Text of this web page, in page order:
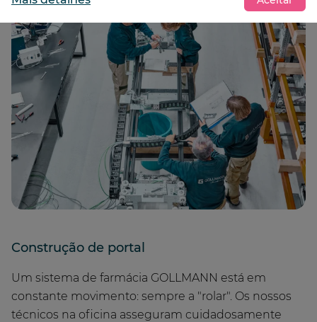
Construção de portal
Um sistema de farmácia GOLLMANN está em
constante movimento: sempre a "rolar". Os nossos
técnicos na oficina asseguram cuidadosamente